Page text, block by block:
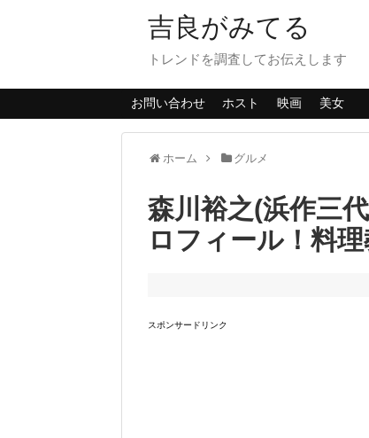
吉良がみてる
トレンドを調査してお伝えします
お問い合わせ ホスト 映画 美女
ホーム グルメ
森川裕之(浜作三
ロフィール！料
スポンサードリンク